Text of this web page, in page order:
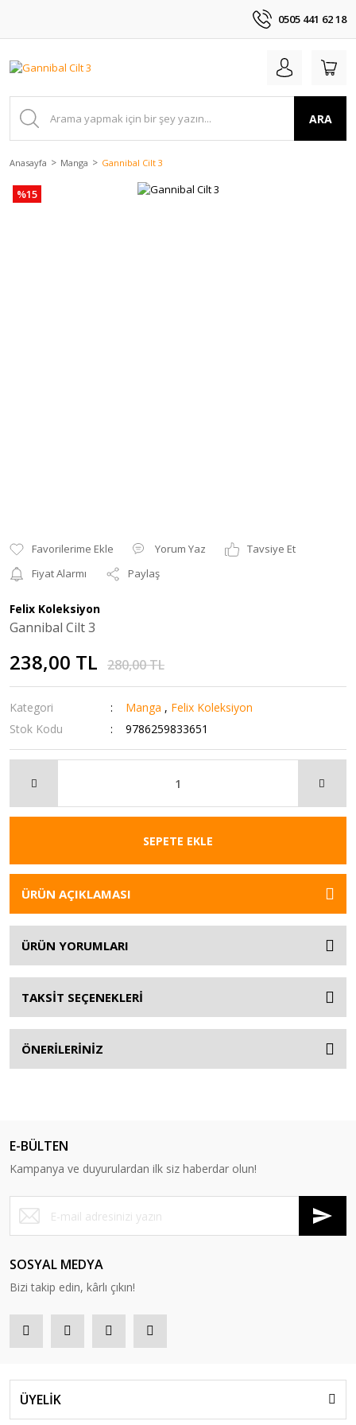
0505 441 62 18
ARA
Anasayfa Manga Gannibal Cilt 3
%15
Yorum Yaz
Tavsiye Et
Fiyat Alarmı
Paylaş
Felix Koleksiyon
Gannibal Cilt 3
238,00 TL 280,00 TL
Kategori Manga , Felix Koleksiyon
Stok Kodu
9786259833651
SEPETE EKLE
ÜRÜN AÇIKLAMASI
ÜRÜN YORUMLARI
TAKSİT SEÇENEKLERİ
ÖNERİLERİNİZ
E-BÜLTEN
Kampanya ve duyurulardan ilk siz haberdar olun!
SOSYAL MEDYA
Bizi takip edin, kârlı çıkın!
ÜYELİK